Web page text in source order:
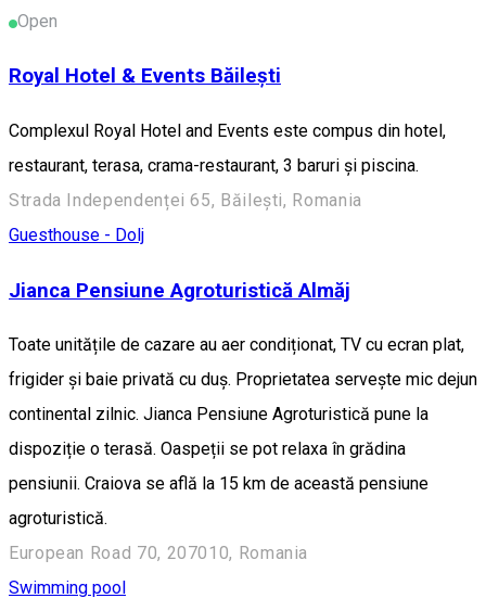
Open
Royal Hotel & Events Băilești
Complexul Royal Hotel and Events este compus din hotel,
restaurant, terasa, crama-restaurant, 3 baruri și piscina.
Strada Independenței 65, Băilești, Romania
Guesthouse - Dolj
Jianca Pensiune Agroturistică Almăj
Toate unitățile de cazare au aer condiționat, TV cu ecran plat,
frigider și baie privată cu duș. Proprietatea servește mic dejun
continental zilnic. Jianca Pensiune Agroturistică pune la
dispoziție o terasă. Oaspeții se pot relaxa în grădina
pensiunii. Craiova se află la 15 km de această pensiune
agroturistică.
European Road 70, 207010, Romania
Swimming pool